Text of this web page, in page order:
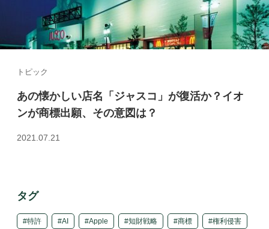
トピック
あの懐かしい店名「ジャスコ」が復活か？イオ
ンが商標出願、その意図は？
2021.07.21
タグ
特許 AI Apple 知財戦略 商標 権利侵害